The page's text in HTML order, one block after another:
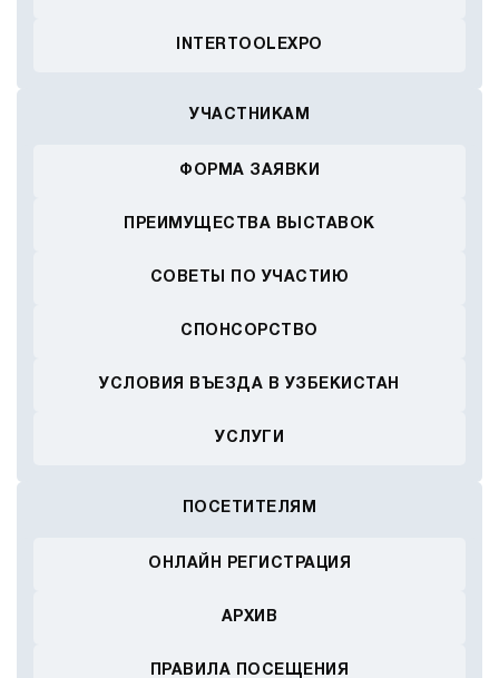
INTERTOOLEXPO
УЧАСТНИКАМ
ФОРМА ЗАЯВКИ
ПРЕИМУЩЕСТВА ВЫСТАВОК
СОВЕТЫ ПО УЧАСТИЮ
СПОНСОРСТВО
УСЛОВИЯ ВЪЕЗДА В УЗБЕКИСТАН
УСЛУГИ
ПОСЕТИТЕЛЯМ
ОНЛАЙН РЕГИСТРАЦИЯ
АРХИВ
ПРАВИЛА ПОСЕЩЕНИЯ